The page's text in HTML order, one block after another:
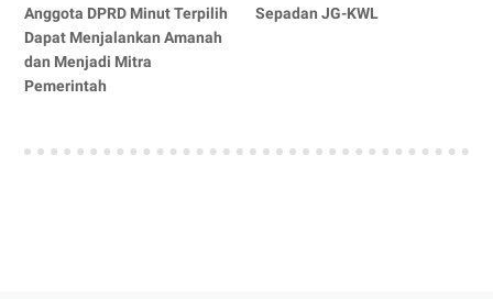
Anggota DPRD Minut Terpilih
Dapat Menjalankan Amanah
dan Menjadi Mitra
Pemerintah
Sepadan JG-KWL